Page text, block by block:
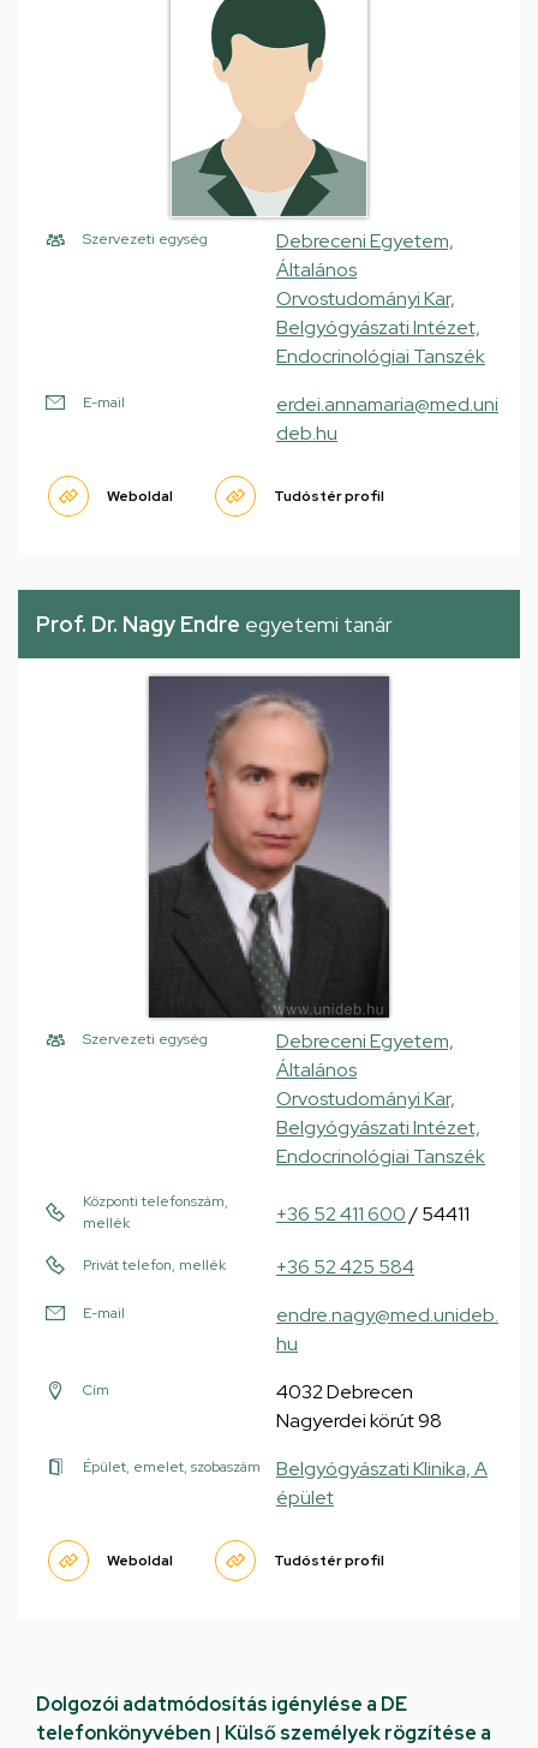
Szervezeti egység
Debreceni Egyetem,
Általános
Orvostudományi Kar,
Belgyógyászati Intézet,
Endocrinológiai Tanszék
E-mail
erdei.annamaria@med.uni
deb.hu
Weboldal Tudóstér profil
Prof. Dr. Nagy Endre egyetemi tanár
Szervezeti egység
Debreceni Egyetem,
Általános
Orvostudományi Kar,
Belgyógyászati Intézet,
Endocrinológiai Tanszék
Központi telefonszám,
mellék
+36 52 411 600/ 54411
Privát telefon, mellék +36 52 425 584
E-mail
endre.nagy@med.unideb.
hu
Cím
4032 Debrecen
Nagyerdei körút 98
Épület, emelet, szobaszám
Belgyógyászati Klinika, A
épület
Weboldal Tudóstér profil
Dolgozói adatmódosítás igénylése a DE
telefonkönyvében | Külső személyek rögzítése a